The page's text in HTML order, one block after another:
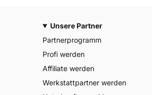
Unsere Partner
Partnerprogramm
Profi werden
Affiliate werden
Werkstattpartner werden